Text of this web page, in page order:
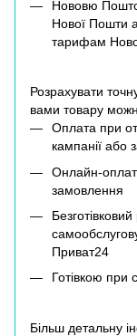
Нововю
Нової Пошти
тарифам
Розрахувати
вами товару
Оплата при
кампанії або
Онлайн-
замовлення
Приват24
Готівкою при
Більш детальну